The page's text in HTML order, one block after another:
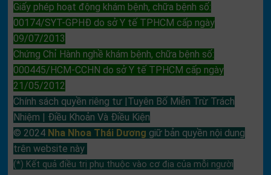
Giấy phép hoạt động khám bệnh, chữa bệnh số:
00174/SYT-GPHĐ do sở Y tế TPHCM cấp ngày
09/07/2013
Chứng Chỉ Hành nghề khám bệnh, chữa bệnh số:
000445/HCM-CCHN do sở Y tế TPHCM cấp ngày
21/05/2012
Chính sách quyền riêng tư |Tuyên Bố Miễn Trừ Trách
Nhiệm | Điều Khoản Và Điều Kiện
© 2024 Nha Nhoa Thái Dương giữ bản quyền nội dung
trên website này
(*) Kết quả điều trị phụ thuộc vào cơ địa của mỗi người